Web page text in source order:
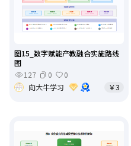
图15_数字赋能产教融合实施路线
图
127
0
0
向大牛学习
￥3